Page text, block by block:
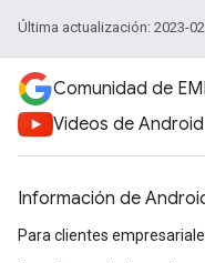
Última actualización: 2023-
Comunidad de
Videos de Android
Información de
Para clientes